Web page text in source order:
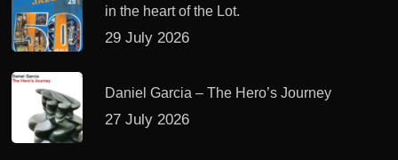
in the heart of the Lot.
29 July 2026
Daniel Garcia – The Hero’s Journey
27 July 2026